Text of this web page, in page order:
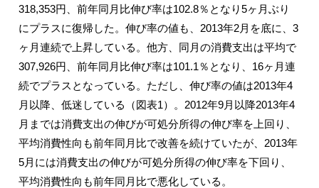
318,353円、前年同月比伸び率は102.8％となり5ヶ月ぶり
にプラスに復帰した。伸び率の値も、2013年2月を底に、3
ヶ月連続で上昇している。他方、同月の消費支出は平均で
307,926円、前年同月比伸び率は101.1％となり、16ヶ月連
続でプラスとなっている。ただし、伸び率の値は2013年4
月以降、低迷している（図表1）。2012年9月以降2013年4
月までは消費支出の伸びが可処分所得の伸び率を上回り、
平均消費性向も前年同月比で改善を続けていたが、2013年
5月には消費支出の伸びが可処分所得の伸び率を下回り、
平均消費性向も前年同月比で悪化している。